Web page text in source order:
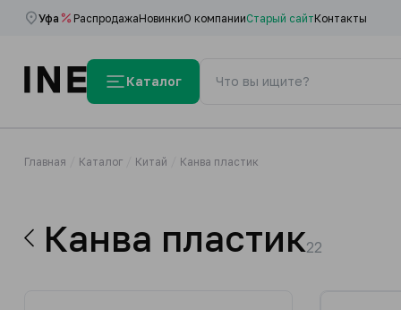
Уфа РаспродажаНовинкиО компанииСтарый сайтКонтакты
Каталог
Главная Каталог Китай Канва пластик
Канва пластик22